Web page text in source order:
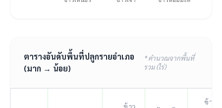
ตารางอันดับพื้นที่ปลูกรายอำเภอ
(มาก → น้อย)
* คำนวณจากพื้นที่
รวม (ไร่)
ข้าว
ข้าว